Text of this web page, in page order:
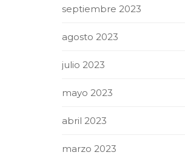
septiembre 2023
agosto 2023
julio 2023
mayo 2023
abril 2023
marzo 2023